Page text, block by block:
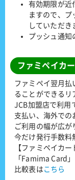
有効期限が近
ますので、プ
していただき
プッシュ通知
ファミペイカ
ファミペイ翌月払
ることができるリ
JCB加盟店で利用
支払い、海外での
ご利用の幅が広が
今だけ発行手数料
【ファミペイカ
「Famima Card
比較表は こちら